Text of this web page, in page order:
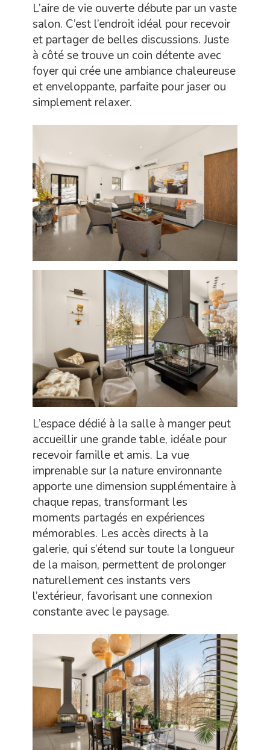
L’aire de vie ouverte débute par un vaste
salon. C’est l’endroit idéal pour recevoir
et partager de belles discussions. Juste
à côté se trouve un coin détente avec
foyer qui crée une ambiance chaleureuse
et enveloppante, parfaite pour jaser ou
simplement relaxer.
L’espace dédié à la salle à manger peut
accueillir une grande table, idéale pour
recevoir famille et amis. La vue
imprenable sur la nature environnante
apporte une dimension supplémentaire à
chaque repas, transformant les
moments partagés en expériences
mémorables. Les accès directs à la
galerie, qui s’étend sur toute la longueur
de la maison, permettent de prolonger
naturellement ces instants vers
l’extérieur, favorisant une connexion
constante avec le paysage.